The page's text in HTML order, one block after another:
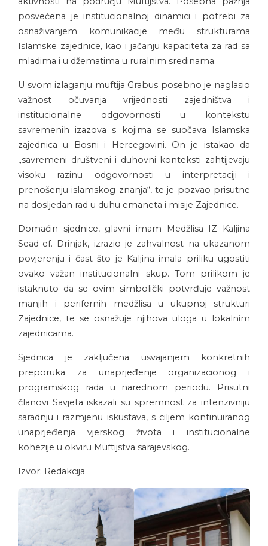
posvećena je institucionalnoj dinamici i potrebi za
osnaživanjem komunikacije među strukturama
Islamske zajednice, kao i jačanju kapaciteta za rad sa
mladima i u džematima u ruralnim sredinama.
U svom izlaganju muftija Grabus posebno je naglasio
važnost očuvanja vrijednosti zajedništva i
institucionalne odgovornosti u kontekstu
savremenih izazova s kojima se suočava Islamska
zajednica u Bosni i Hercegovini. On je istakao da
„savremeni društveni i duhovni konteksti zahtijevaju
visoku razinu odgovornosti u interpretaciji i
prenošenju islamskog znanja“, te je pozvao prisutne
na dosljedan rad u duhu emaneta i misije Zajednice.
Domaćin sjednice, glavni imam Medžlisa IZ Kaljina
Sead-ef. Drinjak, izrazio je zahvalnost na ukazanom
povjerenju i čast što je Kaljina imala priliku ugostiti
ovako važan institucionalni skup. Tom prilikom je
istaknuto da se ovim simbolički potvrđuje važnost
manjih i perifernih medžlisa u ukupnoj strukturi
Zajednice, te se osnažuje njihova uloga u lokalnim
zajednicama.
Sjednica je zaključena usvajanjem konkretnih
preporuka za unaprjeđenje organizacionog i
programskog rada u narednom periodu. Prisutni
članovi Savjeta iskazali su spremnost za intenzivniju
saradnju i razmjenu iskustava, s ciljem kontinuiranog
unaprjeđenja vjerskog života i institucionalne
kohezije u okviru Muftijstva sarajevskog.
Izvor: Redakcija